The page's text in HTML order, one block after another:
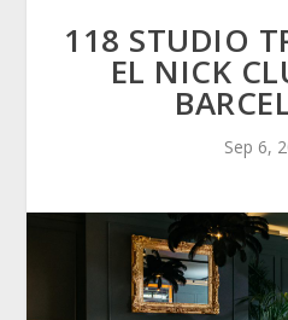
118 STUDIO
EL NICK
Sep 6,